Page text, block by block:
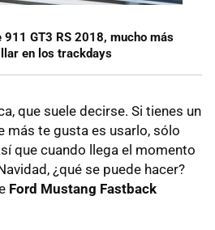
GT3 RS 2018, mucho más
en los trackdays
que suele decirse. Si tienes un
más te gusta es usarlo, sólo
que cuando llega el momento
¿qué se puede hacer?
Ford Mustang Fastback